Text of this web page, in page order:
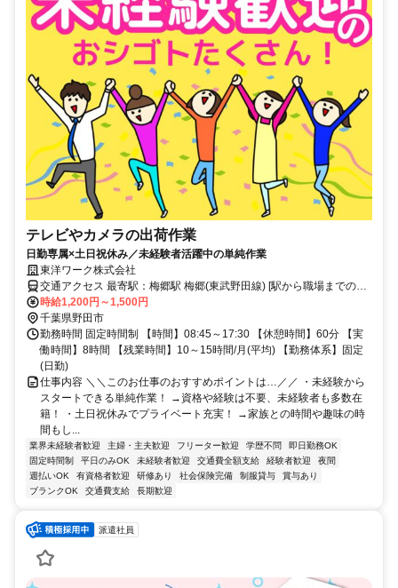
テレビやカメラの出荷作業
日勤専属×土日祝休み／未経験者活躍中の単純作業
東洋ワーク株式会社
交通アクセス 最寄駅：梅郷駅 梅郷(東武野田線) [駅から職場までの時
間]徒歩 20分
時給1,200円～1,500円
千葉県野田市
勤務時間 固定時間制 【時間】08:45～17:30 【休憩時間】60分 【実
働時間】8時間 【残業時間】10～15時間/月(平均) 【勤務体系】固定
(日勤)
仕事内容 ＼＼このお仕事のおすすめポイントは…／／ ・未経験から
スタートできる単純作業！ →資格や経験は不要、未経験者も多数在
籍！ ・土日祝休みでプライベート充実！ →家族との時間や趣味の時
間もし...
業界未経験者歓迎 主婦・主夫歓迎 フリーター歓迎 学歴不問
即日勤務OK
固定時間制
平日のみOK 未経験者歓迎 交通費全額支給 経験者歓迎
夜間
週払いOK
有資格者歓迎 研修あり 社会保険完備 制服貸与
賞与あり
ブランクOK
交通費支給 長期歓迎
派遣社員